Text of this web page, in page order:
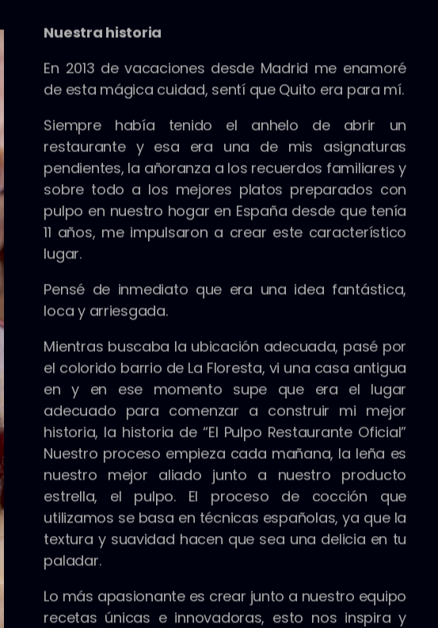
Nuestra historia
En 2013 de vacaciones desde Madrid me enamoré
de esta mágica cuidad, sentí que Quito era para mí.
Siempre había tenido el anhelo de abrir un
restaurante y esa era una de mis asignaturas
pendientes, la añoranza a los recuerdos familiares y
sobre todo a los mejores platos preparados con
pulpo en nuestro hogar en España desde que tenía
11 años, me impulsaron a crear este característico
lugar.
Pensé de inmediato que era una idea fantástica,
loca y arriesgada.
Mientras buscaba la ubicación adecuada, pasé por
el colorido barrio de La Floresta, vi una casa antigua
en y en ese momento supe que era el lugar
adecuado para comenzar a construir mi mejor
historia, la historia de “El Pulpo Restaurante Oficial”
Nuestro proceso empieza cada mañana, la leña es
nuestro mejor aliado junto a nuestro producto
estrella, el pulpo. El proceso de cocción que
utilizamos se basa en técnicas españolas, ya que la
textura y suavidad hacen que sea una delicia en tu
paladar.
Lo más apasionante es crear junto a nuestro equipo
recetas únicas e innovadoras, esto nos inspira y